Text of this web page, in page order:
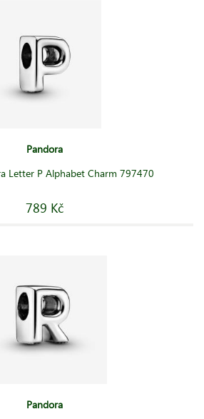
Pandora
Letter P Alphabet Charm 797470
789 Kč
Pandora